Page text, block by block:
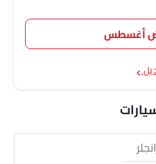
أغسطس